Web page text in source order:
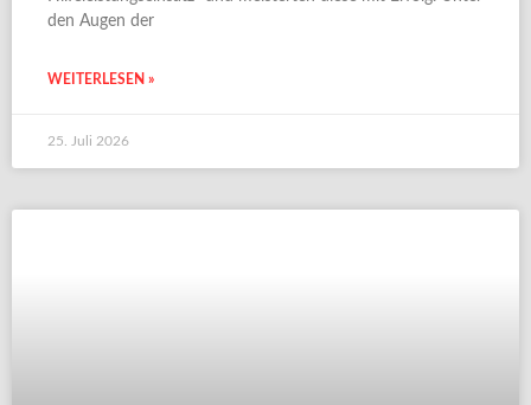
den Augen der
WEITERLESEN »
25. Juli 2026